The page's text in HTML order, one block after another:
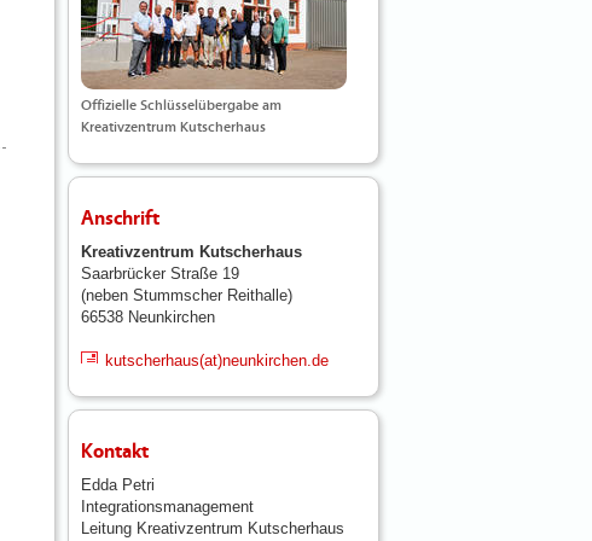
Offizielle Schlüsselübergabe am
Kreativzentrum Kutscherhaus
Anschrift
Kreativzentrum Kutscherhaus
Saarbrücker Straße 19
(neben Stummscher Reithalle)
66538 Neunkirchen
kutscherhaus(at)neunkirchen.de
Kontakt
Edda Petri
Integrationsmanagement
Leitung Kreativzentrum Kutscherhaus